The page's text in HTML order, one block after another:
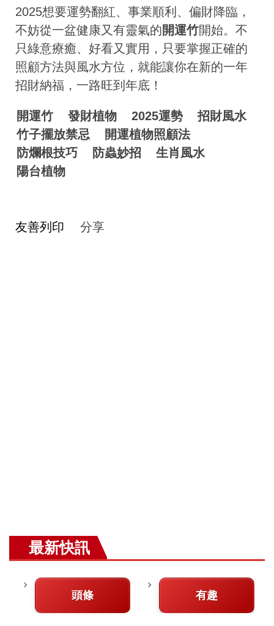
2025想要運勢翻紅、事業順利、偏財降臨，
不妨從一盆健康又有靈氣的開運竹開始。不
只綠意療癒、好看又實用，只要掌握正確的
照顧方法與風水方位，就能讓你在新的一年
招財納福，一路旺到年底！
開運竹 發財植物 2025運勢
招財風水
竹子擺放禁忌
開運植物照顧法
防爛根技巧
防蟲妙招
生肖風水
陽台植物
友善列印 分享
最新快訊
頭條 有趣